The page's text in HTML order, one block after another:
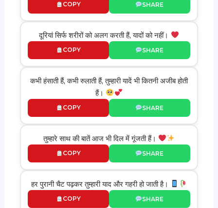
COPY SHARE
दूरियां सिर्फ शरीरों को अलग करती हैं, यादों को नहीं।
COPY SHARE
कभी हंसाती हैं, कभी रुलाती हैं, तुम्हारी यादें भी कितनी अजीब होती
हैं।
COPY SHARE
तुम्हारे साथ की बातें आज भी दिल में गूंजती हैं।
COPY SHARE
हर पुरानी चैट पढ़कर तुम्हारी याद और गहरी हो जाती है।
COPY SHARE